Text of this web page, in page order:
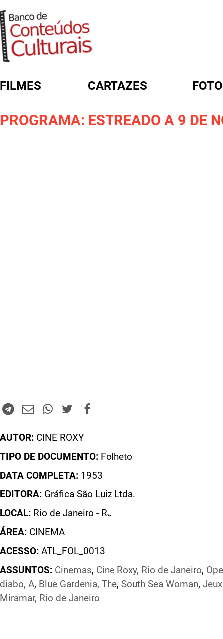
FILMES CARTAZES
PROGRAMA: ESTREADO A 9 DE
AUTOR: CINE ROXY
TIPO DE DOCUMENTO: Folheto
DATA COMPLETA: 1953
EDITORA: Gráfica São Luiz Ltda.
LOCAL: Rio de Janeiro - RJ
ÁREA: CINEMA
ACESSO: ATL_FOL_0013
ASSUNTOS: Cinemas, Cine Roxy, Rio de Janeiro,
diabo, A, Blue Gardenia, The, South Sea Woman,
Miramar, Rio de Janeiro
FORMULÁRIO DE BUSCA